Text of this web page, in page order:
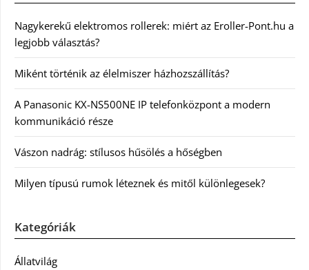
Nagykerekű elektromos rollerek: miért az Eroller-Pont.hu a
legjobb választás?
Miként történik az élelmiszer házhozszállítás?
A Panasonic KX-NS500NE IP telefonközpont a modern
kommunikáció része
Vászon nadrág: stílusos hűsölés a hőségben
Milyen típusú rumok léteznek és mitől különlegesek?
Kategóriák
Állatvilág